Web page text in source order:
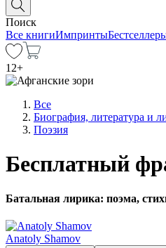
Поиск
Все книгиИмпринты
12+
Все
Биография, литература и
Поэзия
Бесплатный
Батальная лирика: поэма,
Anatoly Shamov